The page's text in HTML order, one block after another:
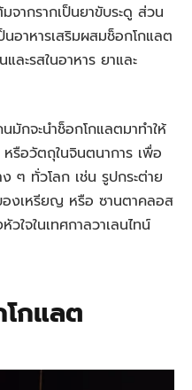
มจากรากเป็นยาขับระดู ส่วน
นอาหารเสริมผสมช็อกโกแลต
ละรสในอาหาร ยาและ
มักจะนำช็อกโกแลตมาทำให้
รือวัตถุในจินตนาการ เพื่อ
ๆ ทั่วโลก เช่น รูปกระต่าย
องเหรียญ หรือ ซานตาคลอส
ใจในเทศกาลวาเลนไทน์
กแลต